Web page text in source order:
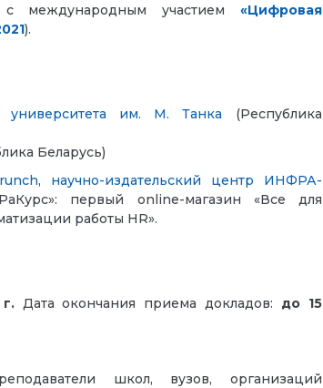
с международным участием «Цифровая
).
университета им. М. Танка (Республика
Беларусь)
,
научно-издательский центр ИНФРА-
первый online-магазин «Все для
работы HR».
Дата окончания приема докладов: до 15
школ, вузов, организаций